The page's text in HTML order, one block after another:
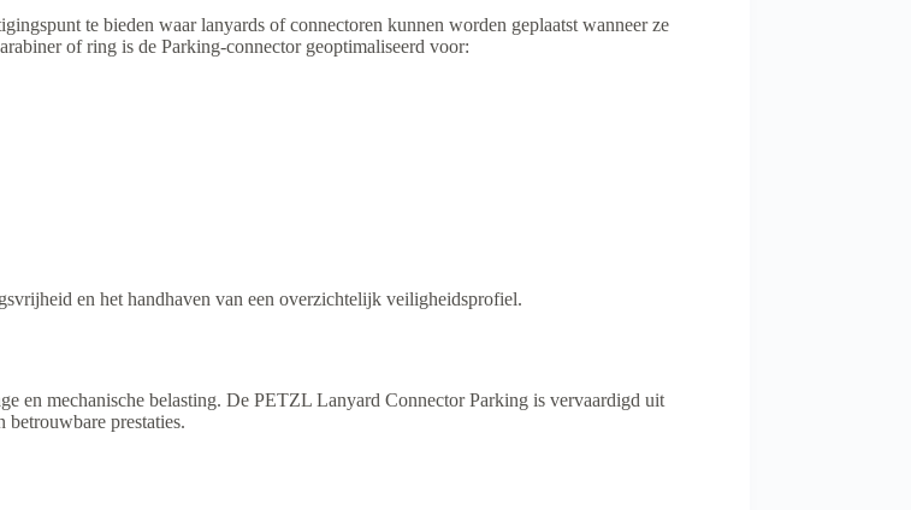
te bieden waar lanyards of connectoren kunnen worden geplaatst wanneer ze
of ring is de Parking-connector geoptimaliseerd voor:
en het handhaven van een overzichtelijk veiligheidsprofiel.
en mechanische belasting. De PETZL Lanyard Connector Parking is vervaardigd uit
prestaties.